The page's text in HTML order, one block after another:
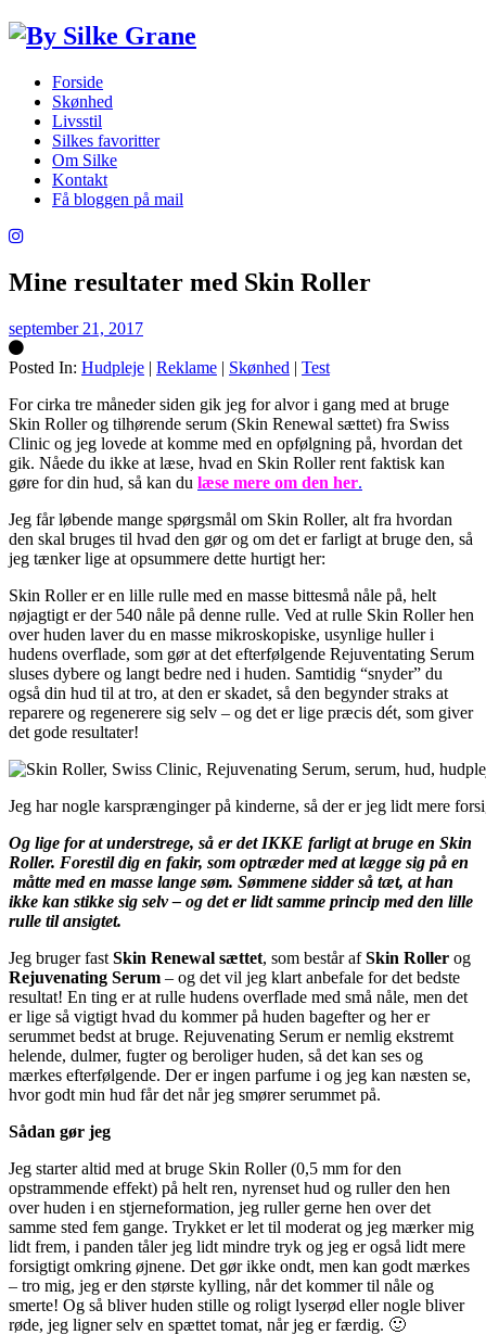
Forside
Skønhed
Livsstil
Silkes favoritter
Om Silke
Kontakt
Få bloggen på mail
Mine resultater med Skin Roller
september 21, 2017
Posted In: Hudpleje | Reklame | Skønhed | Test
For cirka tre måneder siden gik jeg for alvor i gang med at bruge
Skin Roller og tilhørende serum (Skin Renewal sættet) fra Swiss
Clinic og jeg lovede at komme med en opfølgning på, hvordan det
gik. Nåede du ikke at læse, hvad en Skin Roller rent faktisk kan
gøre for din hud, så kan du læse mere om den her.
Jeg får løbende mange spørgsmål om Skin Roller, alt fra hvordan
den skal bruges til hvad den gør og om det er farligt at bruge den, så
jeg tænker lige at opsummere dette hurtigt her:
Skin Roller er en lille rulle med en masse bittesmå nåle på, helt
nøjagtigt er der 540 nåle på denne rulle. Ved at rulle Skin Roller hen
over huden laver du en masse mikroskopiske, usynlige huller i
hudens overflade, som gør at det efterfølgende Rejuventating Serum
sluses dybere og langt bedre ned i huden. Samtidig “snyder” du
også din hud til at tro, at den er skadet, så den begynder straks at
reparere og regenerere sig selv – og det er lige præcis dét, som giver
det gode resultater!
Jeg har nogle karsprænginger på kinderne, så der er jeg lidt mere
Og lige for at understrege, så er det IKKE farligt at bruge en Skin
Roller. Forestil dig en fakir, som optræder med at lægge sig på en
måtte med en masse lange søm. Sømmene sidder så tæt, at han
ikke kan stikke sig selv – og det er lidt samme princip med den lille
rulle til ansigtet.
Jeg bruger fast Skin Renewal sættet, som består afSkin Roller og
Rejuvenating Serum – og det vil jeg klart anbefale for det bedste
resultat! En ting er at rulle hudens overflade med små nåle, men det
er lige så vigtigt hvad du kommer på huden bagefter og her er
serummet bedst at bruge. Rejuvenating Serum er nemlig ekstremt
helende, dulmer, fugter og beroliger huden, så det kan ses og
mærkes efterfølgende. Der er ingen parfume i og jeg kan næsten se,
hvor godt min hud får det når jeg smører serummet på.
Sådan gør jeg
Jeg starter altid med at bruge Skin Roller (0,5 mm for den
opstrammende effekt) på helt ren, nyrenset hud og ruller den hen
over huden i en stjerneformation, jeg ruller gerne hen over det
samme sted fem gange. Trykket er let til moderat og jeg mærker mig
lidt frem, i panden tåler jeg lidt mindre tryk og jeg er også lidt mere
forsigtigt omkring øjnene. Det gør ikke ondt, men kan godt mærkes
– tro mig, jeg er den største kylling, når det kommer til nåle og
smerte! Og så bliver huden stille og roligt lyserød eller nogle bliver
røde, jeg ligner selv en spættet tomat, når jeg er færdig. 🙂